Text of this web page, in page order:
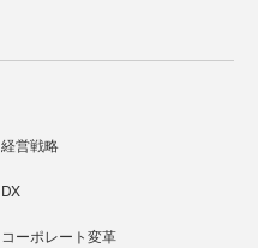
経営戦略
DX
コーポレート変革